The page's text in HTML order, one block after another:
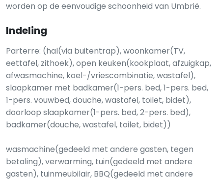
worden op de eenvoudige schoonheid van Umbrië.
Indeling
Parterre: (hal(via buitentrap), woonkamer(TV,
eettafel, zithoek), open keuken(kookplaat, afzuigkap,
afwasmachine, koel-/vriescombinatie, wastafel),
slaapkamer met badkamer(1-pers. bed, 1-pers. bed,
1-pers. vouwbed, douche, wastafel, toilet, bidet),
doorloop slaapkamer(1-pers. bed, 2-pers. bed),
badkamer(douche, wastafel, toilet, bidet))
wasmachine(gedeeld met andere gasten, tegen
betaling), verwarming, tuin(gedeeld met andere
gasten), tuinmeubilair, BBQ(gedeeld met andere